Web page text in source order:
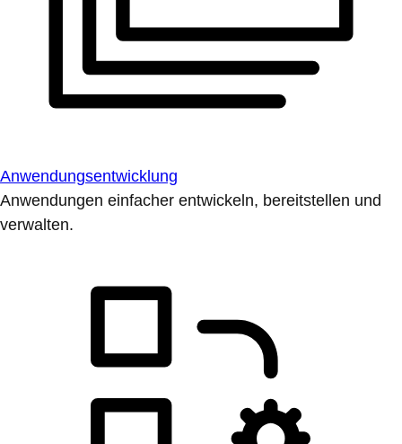
Anwendungsentwicklung
Anwendungen einfacher entwickeln, bereitstellen und
verwalten.